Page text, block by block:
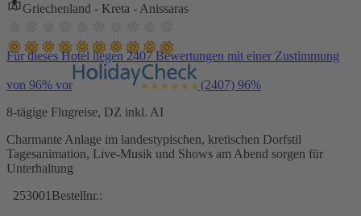
Griechenland - Kreta - Anissaras
Für dieses Hotel liegen 2407 Bewertungen mit einer Zustimmung
von 96% vor (2407) 96%
8-tägige Flugreise, DZ inkl. AI
Charmante Anlage im landestypischen, kretischen Dorfstil
Tagesanimation, Live-Musik und Shows am Abend sorgen für
Unterhaltung
253001 Bestellnr.: